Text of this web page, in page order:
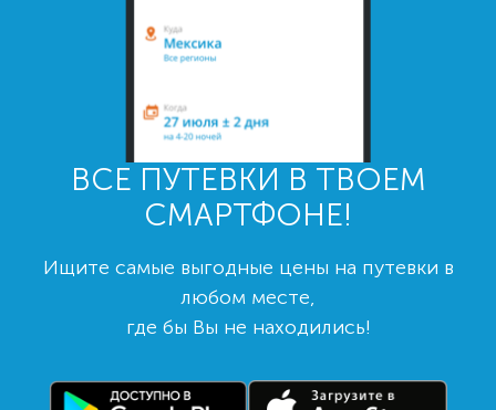
ВСЕ ПУТЕВКИ В ТВОЕМ
СМАРТФОНЕ!
Ищите самые выгодные цены на путевки в
любом месте,
где бы Вы не находились!